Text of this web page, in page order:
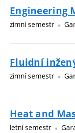
Engineering
zimní semestr
Fluidní
zimní semestr
Heat and
letní semestr